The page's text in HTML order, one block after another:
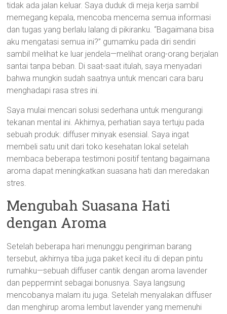
tidak ada jalan keluar. Saya duduk di meja kerja sambil
memegang kepala, mencoba mencerna semua informasi
dan tugas yang berlalu lalang di pikiranku. “Bagaimana bisa
aku mengatasi semua ini?” gumamku pada diri sendiri
sambil melihat ke luar jendela—melihat orang-orang berjalan
santai tanpa beban. Di saat-saat itulah, saya menyadari
bahwa mungkin sudah saatnya untuk mencari cara baru
menghadapi rasa stres ini.
Saya mulai mencari solusi sederhana untuk mengurangi
tekanan mental ini. Akhirnya, perhatian saya tertuju pada
sebuah produk: diffuser minyak esensial. Saya ingat
membeli satu unit dari toko kesehatan lokal setelah
membaca beberapa testimoni positif tentang bagaimana
aroma dapat meningkatkan suasana hati dan meredakan
stres.
Mengubah Suasana Hati
dengan Aroma
Setelah beberapa hari menunggu pengiriman barang
tersebut, akhirnya tiba juga paket kecil itu di depan pintu
rumahku—sebuah diffuser cantik dengan aroma lavender
dan peppermint sebagai bonusnya. Saya langsung
mencobanya malam itu juga. Setelah menyalakan diffuser
dan menghirup aroma lembut lavender yang memenuhi